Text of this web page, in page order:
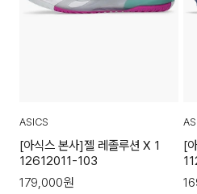
ASICS
[아식스 본사]젤 레졸루션 X 1
12612011-103
179,000원
[